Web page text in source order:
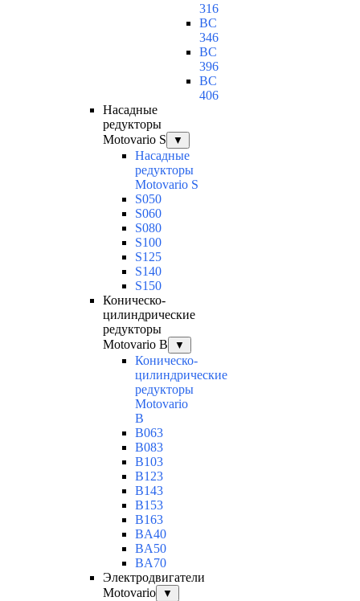
316
BC
346
BC
396
BC
406
Насадные
редукторы
Motovario S
▼
Насадные
редукторы
Motovario S
S050
S060
S080
S100
S125
S140
S150
Коническо-
цилиндрические
редукторы
Motovario B
▼
Коническо-
цилиндрические
редукторы
Motovario
B
B063
B083
B103
B123
B143
B153
B163
BA40
BA50
BA70
Электродвигатели
Motovario
▼